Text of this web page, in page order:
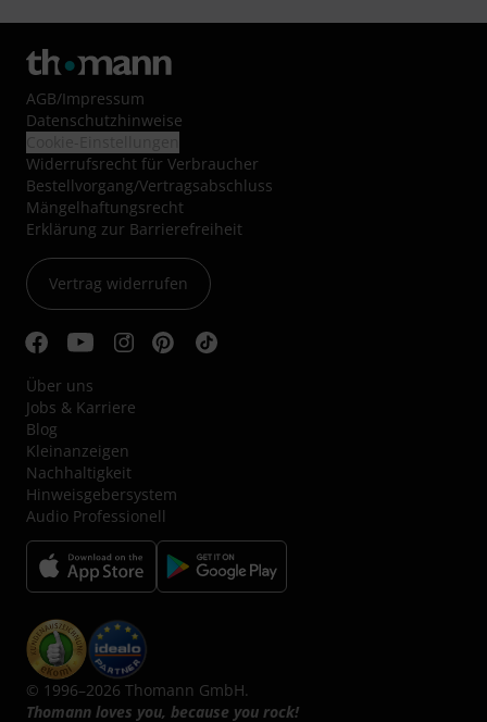
AGB/Impressum
Datenschutzhinweise
Widerrufsrecht für Verbraucher
Bestellvorgang/Vertragsabschluss
Mängelhaftungsrecht
Erklärung zur Barrierefreiheit
Vertrag widerrufen
Über uns
Jobs & Karriere
Blog
Kleinanzeigen
Nachhaltigkeit
Hinweisgebersystem
Audio Professionell
© 1996–2026 Thomann GmbH.
Thomann loves you, because you rock!